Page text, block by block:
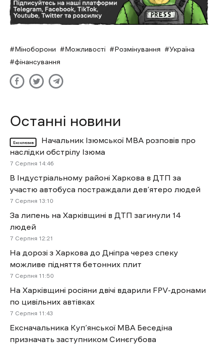
Міноборони Можливості Розмінування
Україна
фінансування
Останні новини
Ексклюзив
Начальник Ізюмської МВА розповів про
наслідки обстрілу Ізюма
7 Cерпня 14:46
В Індустріальному районі Харкова в ДТП за
участю автобуса постраждали дев’ятеро людей
7 Cерпня 13:10
За липень на Харківщині в ДТП загинули 14
людей
7 Cерпня 12:21
На дорозі з Харкова до Дніпра через спеку
можливе підняття бетонних плит
7 Cерпня 11:50
На Харківщині росіяни двічі вдарили FPV-дронами
по цивільних автівках
7 Cерпня 11:43
Ексначальника Куп’янської МВА Беседіна
призначать заступником Синєгубова